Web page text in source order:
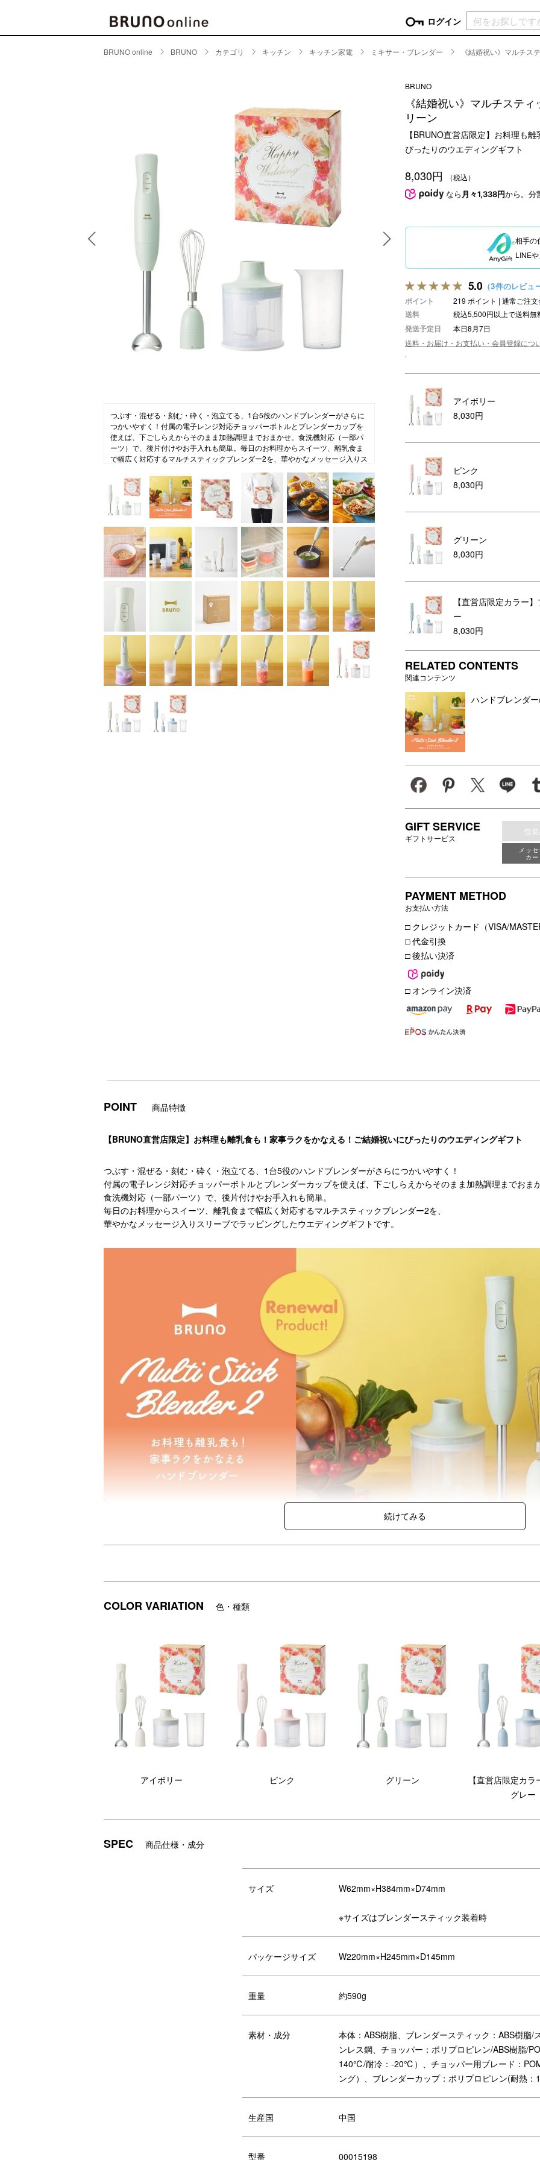
ログイン
ログイン
パスワードをお忘れの方はこちら＞
現在
CONTENTS
コラム
キッチン家電
食器
キッチンツール
キッチンファブリック
インテリア
時計
生活家電
家具・収納
ピクニックアイテム
ランチボックス・弁当箱
ランチバッグ・クーラートート
ビューティー
アロマ
ファッション・トラベル
ファッション雑貨
ベビー・キッズアイテム
おもちゃ・トイ
ファッション
その他ベビー・キッズアイテム
BRUNO online BRUNO カテゴリ キッチン キッチン家電 ミキサー・ブレンダー 《結婚祝い》マルチス
つぶす・混ぜる・刻む・砕く・泡立てる、1台5役のハンドブレンダーがさらに
つかいやすく！付属の電子レンジ対応チョッパーボトルとブレンダーカップを
使えば、下ごしらえからそのまま加熱調理までおまかせ。食洗機対応（一部パ
ーツ）で、後片付けやお手入れも簡単。毎日のお料理からスイーツ、離乳食ま
で幅広く対応するマルチスティックブレンダー2を、華やかなメッセージ入りス
BRUNO
《結婚祝い》マルチステ
リーン
【BRUNO直営店限定】お料理も
ぴったりのウエディングギフト
8,030円 （税込）
なら 月々1,338円から。分
相手の
LINE
5.0 （3件のレビュ
ポイント 219 ポイント | 通常ご注
送料 税込5,500円以上で送料
発送予定日
本日8月7日
送料・お届け・お支払い・会員登録につ
アイボリー
8,030円
ピンク
8,030円
グリーン
8,030円
【直営店限定カラー
ー
8,030円
RELATED CONTENTS
関連コンテンツ
ハンドブレンダ
GIFT SERVICE
ギフトサービス
包
メッ
カ
PAYMENT METHOD
お支払い方法
□ クレジットカード（VISA/
□ 代金引換
□ 後払い決済
□ オンライン決済
POINT 商品特徴
【BRUNO直営店限定】お料理も離乳食も！家事ラクをかなえる！ご結婚祝いにぴったりのウエディングギフト
つぶす・混ぜる・刻む・砕く・泡立てる、1台5役のハンドブレンダーがさらにつかいやすく！
付属の電子レンジ対応チョッパーボトルとブレンダーカップを使えば、下ごしらえからそのまま加熱調理までおま
食洗機対応（一部パーツ）で、後片付けやお手入れも簡単。
毎日のお料理からスイーツ、離乳食まで幅広く対応するマルチスティックブレンダー2を、
華やかなメッセージ入りスリーブでラッピングしたウエディングギフトです。
いつもの家事がもっと愉しく、ずっとラクになる頼もしいマルチスティックブレンダー2を「Happy Wedding」の
豪華な箔押し仕様＆華やかなフラワー柄が、ご結婚祝いにぴったりのギフトです。
COLOR VARIATION 色・種類
アイボリー ピンク グリーン
【直営店限定カ
グレー
SPEC 商品仕様・成分
サイズ W62mm×H384mm×D74mm
※サイズはブレンダースティック装着時
パッケージサイズ W220mm×H245mm×D145mm
重量 約590g
素材・成分
本体：ABS樹脂、ブレンダースティック：ABS樹脂
ンレス鋼、チョッパー：ポリプロピレン/ABS樹脂/
140℃/耐冷：-20℃）、チョッパー用ブレード：
ング）、ブレンダーカップ：ポリプロピレン(耐
生産国 中国
型番 00015198